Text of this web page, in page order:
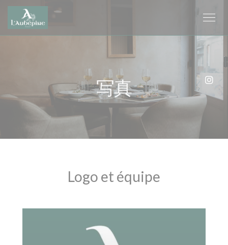
クッキー利用の管理について
写真
Logo et équipe